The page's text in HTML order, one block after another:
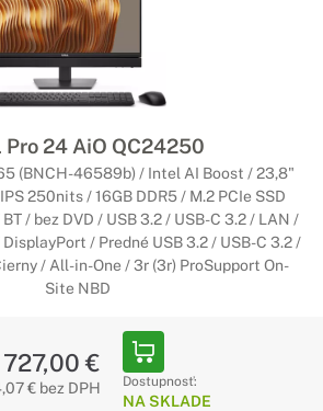
Pro 24 AiO QC24250
(BNCH-46589b) / Intel AI Boost / 23,8"
250nits / 16GB DDR5 / M.2 PCIe SSD
/ bez DVD / USB 3.2 / USB-C 3.2 / LAN /
/ Predné USB 3.2 / USB-C 3.2 /
/ All-in-One / 3r (3r) ProSupport On-
Site NBD
727,00 €
€ bez DPH Dostupnosť:
NA SKLADE